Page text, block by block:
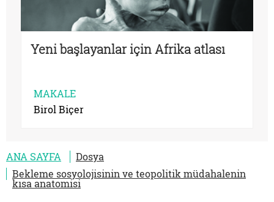
Yeni başlayanlar için Afrika atlası
MAKALE
Birol Biçer
ANA SAYFA
Dosya
Bekleme sosyolojisinin ve teopolitik müdahalenin
kısa anatomisi